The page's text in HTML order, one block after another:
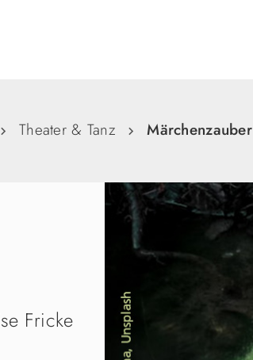
Theater & Tanz Märchenzauber
Fricke